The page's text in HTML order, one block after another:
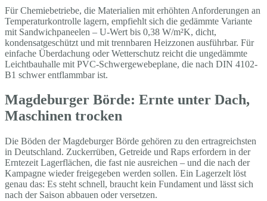
Für Chemiebetriebe, die Materialien mit erhöhten Anforderungen an
Temperaturkontrolle lagern, empfiehlt sich die gedämmte Variante
mit Sandwichpaneelen – U-Wert bis 0,38 W/m²K, dicht,
kondensatgeschützt und mit trennbaren Heizzonen ausführbar. Für
einfache Überdachung oder Wetterschutz reicht die ungedämmte
Leichtbauhalle mit PVC-Schwergewebeplane, die nach DIN 4102-
B1 schwer entflammbar ist.
Magdeburger Börde: Ernte unter Dach,
Maschinen trocken
Die Böden der Magdeburger Börde gehören zu den ertragreichsten
in Deutschland. Zuckerrüben, Getreide und Raps erfordern in der
Erntezeit Lagerflächen, die fast nie ausreichen – und die nach der
Kampagne wieder freigegeben werden sollen. Ein Lagerzelt löst
genau das: Es steht schnell, braucht kein Fundament und lässt sich
nach der Saison abbauen oder versetzen.